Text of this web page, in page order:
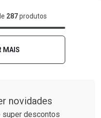
Menos
287produtos
MAIS
novidades
super descontos